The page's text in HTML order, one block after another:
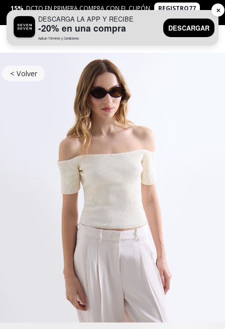
15% DCTO EN PRIMERA COMPRA CON EL CUPÓN
REGISTRO77
APLICANTYC
< Volver
DESCARGA LA APP Y RECIBE
-20% en una compra
Aplican Términos y Condiciones
DESCARGAR
✕